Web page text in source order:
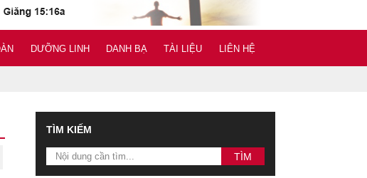
DƯỠNG LINH DANH BẠ TÀI LIỆU LIÊN HỆ
TÌM KIẾM